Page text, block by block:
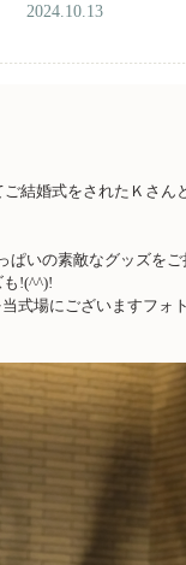
2024.10.13
結婚式をされたＫさん
いの素敵なグッズをご
!(^^)!
式場にございますフォ